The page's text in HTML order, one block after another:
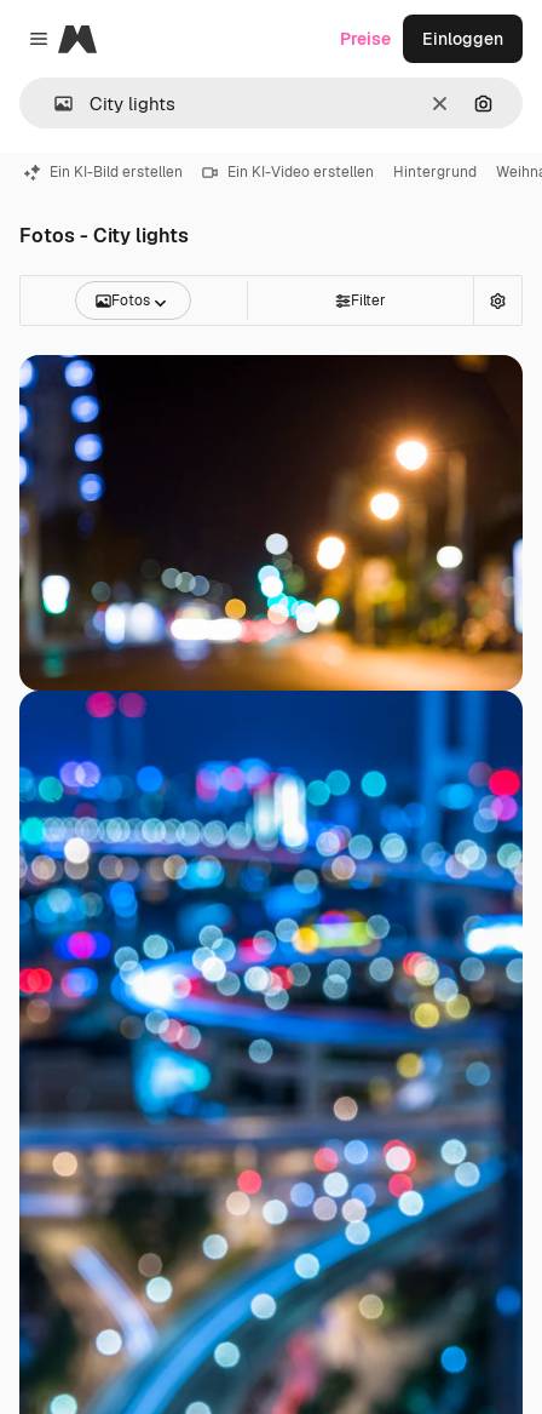
Close menu
Magnific
LöschenNach
Preise Einloggen
Ein KI-Bild erstellen Ein KI-Video erstellen Hintergrund
Fotos - City lights
Fotos Filter